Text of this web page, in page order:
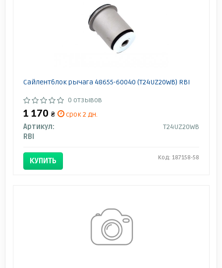
Сайлентблок рычага 48655-60040 (T24UZ20WB) RBI
0 отзывов
1 170 ₴
срок 2 дн.
Артикул:
T24UZ20WB
RBI
КУПИТЬ Код: 187158-58